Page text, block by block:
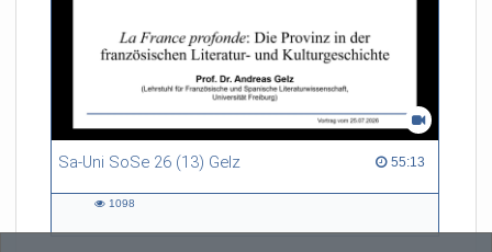
Sa-Uni SoSe 26 (13) Gelz 55:13
55:13 duration
1098